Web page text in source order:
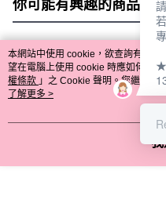
你可能有興趣的商品 全
熱門標籤
本網站中使用 cookie，欲查詢有關本
望在電腦上使用 cookie 時應如何變
權條款 」之 Cookie 聲明。您繼續使
用條款之 Cookie 聲明使用 cookie。
了解更多 >
我
★